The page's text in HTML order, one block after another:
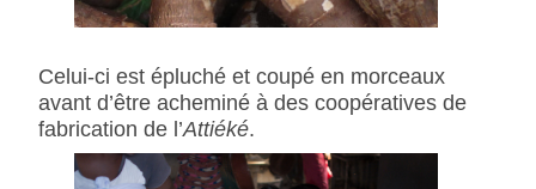
Celui-ci est épluché et coupé en morceaux
avant d’être acheminé à des coopératives de
fabrication de l’Attiéké.